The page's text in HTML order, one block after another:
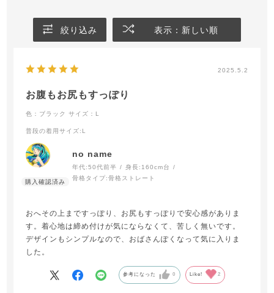
絞り込み 表示：新しい順
2025.5.2
お腹もお尻もすっぽり
色：ブラック サイズ：L
普段の着用サイズ:L
no name
年代:50代前半 身長: 160cm台
骨格タイプ:骨格ストレート
おへその上まですっぽり、お尻もすっぽりで安心感がありま
す。着心地は締め付けが気にならなくて、苦しく無いです。
デザインもシンプルなので、おばさんぽくなって気に入りま
した。
参考になった 0 Like! 2